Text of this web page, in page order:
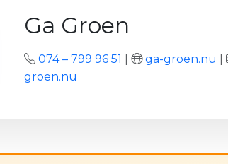
Ga Groen
074 – 799 96 51 | ga-groen.nu |
groen.nu